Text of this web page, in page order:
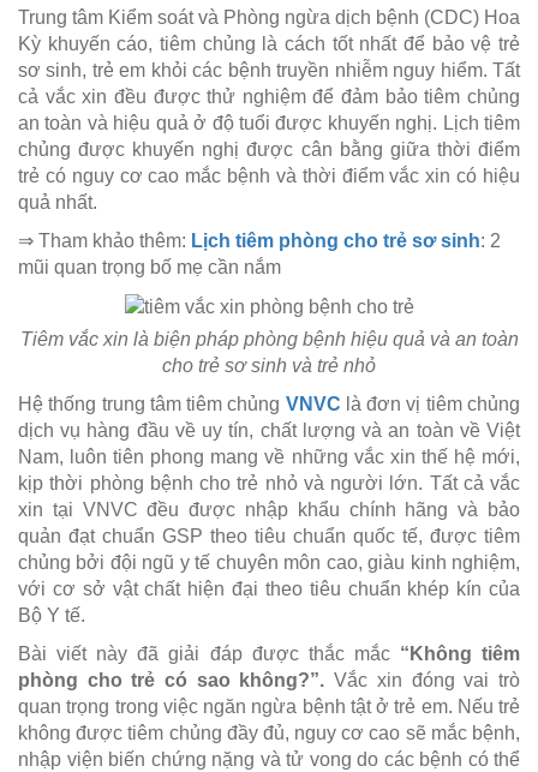
Trung tâm Kiểm soát và Phòng ngừa dịch bệnh (CDC) Hoa
Kỳ khuyến cáo, tiêm chủng là cách tốt nhất để bảo vệ trẻ
sơ sinh, trẻ em khỏi các bệnh truyền nhiễm nguy hiểm. Tất
cả vắc xin đều được thử nghiệm để đảm bảo tiêm chủng
an toàn và hiệu quả ở độ tuổi được khuyến nghị. Lịch tiêm
chủng được khuyến nghị được cân bằng giữa thời điểm
trẻ có nguy cơ cao mắc bệnh và thời điểm vắc xin có hiệu
quả nhất.
⇒ Tham khảo thêm: Lịch tiêm phòng cho trẻ sơ sinh: 2
mũi quan trọng bố mẹ cần nắm
Tiêm vắc xin là biện pháp phòng bệnh hiệu quả và an toàn
cho trẻ sơ sinh và trẻ nhỏ
Hệ thống trung tâm tiêm chủng VNVC là đơn vị tiêm chủng
dịch vụ hàng đầu về uy tín, chất lượng và an toàn về Việt
Nam, luôn tiên phong mang về những vắc xin thế hệ mới,
kịp thời phòng bệnh cho trẻ nhỏ và người lớn. Tất cả vắc
xin tại VNVC đều được nhập khẩu chính hãng và bảo
quản đạt chuẩn GSP theo tiêu chuẩn quốc tế, được tiêm
chủng bởi đội ngũ y tế chuyên môn cao, giàu kinh nghiệm,
với cơ sở vật chất hiện đại theo tiêu chuẩn khép kín của
Bộ Y tế.
Bài viết này đã giải đáp được thắc mắc “Không tiêm
phòng cho trẻ có sao không?”.Vắc xin đóng vai trò
quan trọng trong việc ngăn ngừa bệnh tật ở trẻ em. Nếu trẻ
không được tiêm chủng đầy đủ, nguy cơ cao sẽ mắc bệnh,
nhập viện biến chứng nặng và tử vong do các bệnh có thể